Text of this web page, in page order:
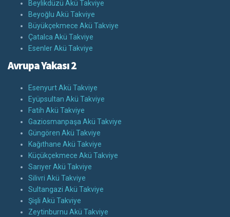
Beylikdüzü Akü Takviye
Beyoğlu Akü Takviye
Büyükçekmece Akü Takviye
Çatalca Akü Takviye
Esenler Akü Takviye
Avrupa Yakası 2
Esenyurt Akü Takviye
Eyüpsultan Akü Takviye
Fatih Akü Takviye
Gaziosmanpaşa Akü Takviye
Güngören Akü Takviye
Kağıthane Akü Takviye
Küçükçekmece Akü Takviye
Sarıyer Akü Takviye
Silivri Akü Takviye
Sultangazi Akü Takviye
Şişli Akü Takviye
Zeytinburnu Akü Takviye